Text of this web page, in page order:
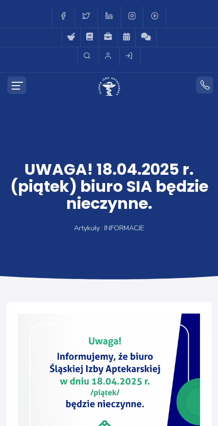
UWAGA! 18.04.2025 r.
(piątek) biuro SIA będzie
nieczynne.
Artykuły INFORMACJE